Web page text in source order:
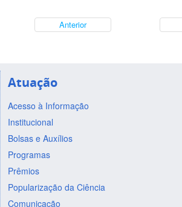
Anterior
Atuação
Acesso à Informação
Institucional
Bolsas e Auxílios
Programas
Prêmios
Popularização da Ciência
Comunicação